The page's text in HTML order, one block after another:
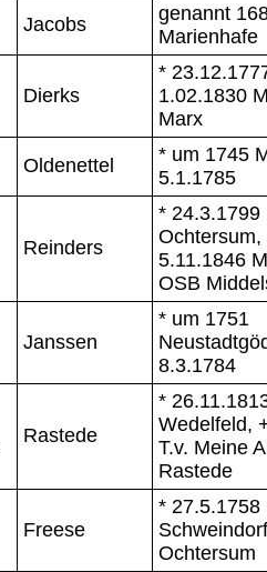
Jacobs
genannt
Marienhafe
Dierks
*
1.02.1830
Marx
Oldenettel
* um 1745
5.1.1785
Reinders
* 24.3.1799
Ochtersum,
5.11.1846
OSB
Janssen
* um 1751
8.3.1784
Rastede
*
Wedelfeld,
T.v. Meine
Rastede
Freese
* 27.5.1758
Ochtersum